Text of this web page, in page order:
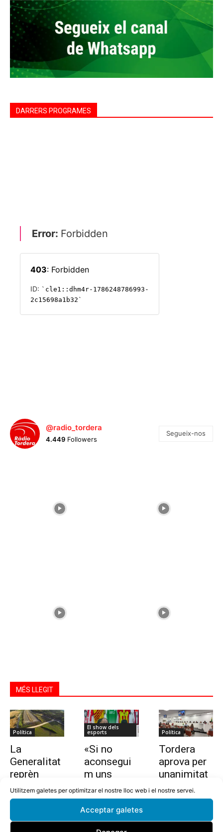
Utilitzem galetes per optimitzar el nostre lloc web i el nostre servei.
Acceptar galetes
DARRERS PROGRAMES
@radio_tordera
4.449 Followers
Segueix-nos
MÉS LLEGIT
Política
La
Generalitat
reprèn
l’estudi per
allargar la
Tordera
El show dels
esports
«Si no
aconsegui
m uns
10.000
euros en
dues
setmanes,
Política
Tordera
aprova per
unanimitat
la nova
ordenança i
nt del